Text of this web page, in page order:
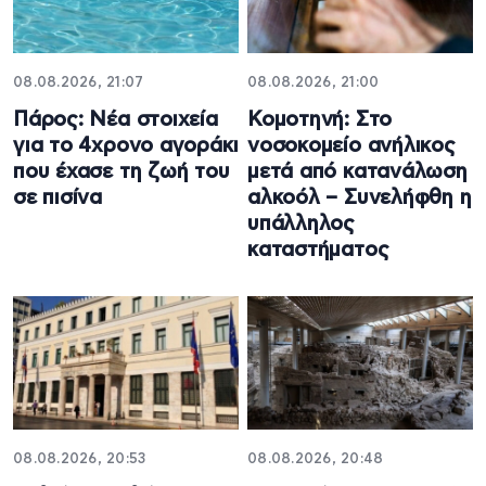
08.08.2026, 21:07
Πάρος: Νέα στοιχεία
για το 4χρονο αγοράκι
που έχασε τη ζωή του
σε πισίνα
08.08.2026, 21:00
Κομοτηνή: Στο
νοσοκομείο ανήλικος
μετά από κατανάλωση
αλκοόλ – Συνελήφθη η
υπάλληλος
καταστήματος
08.08.2026, 20:53 08.08.2026, 20:48